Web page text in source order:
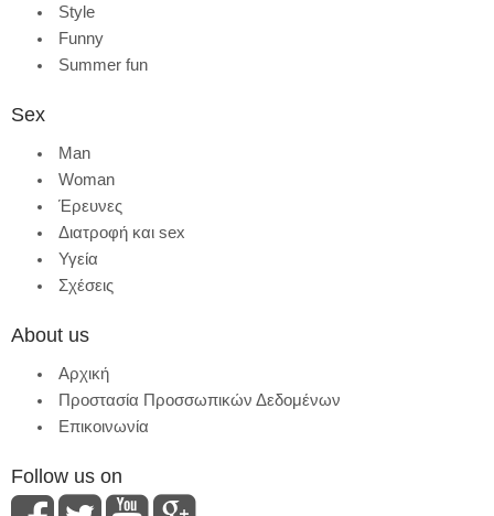
Style
Funny
Summer fun
Sex
Man
Woman
Έρευνες
Διατροφή και sex
Υγεία
Σχέσεις
About us
Αρχική
Προστασία Προσσωπικών Δεδομένων
Επικοινωνία
Follow us on